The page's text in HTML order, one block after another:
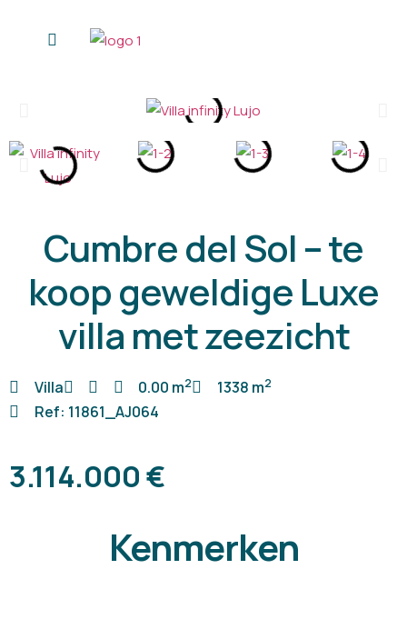
Cumbre del Sol – te
koop geweldige Luxe
villa met zeezicht
Villa 0.00 m2 1338 m2
Ref: 11861_AJ064
3.114.000 €
Kenmerken